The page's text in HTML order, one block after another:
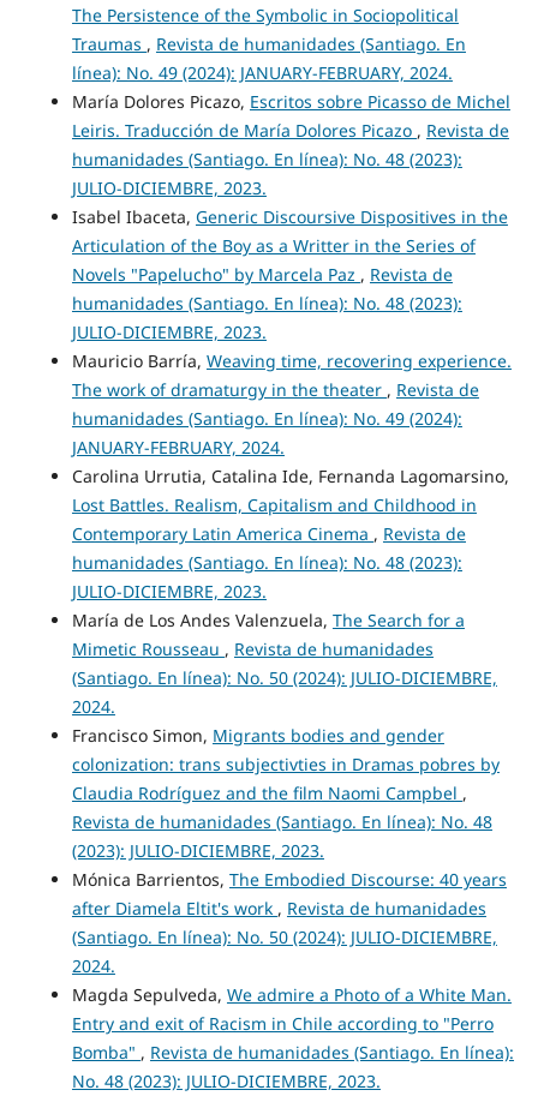
The Persistence of the Symbolic in Sociopolitical
Traumas , Revista de humanidades (Santiago. En
línea): No. 49 (2024): JANUARY-FEBRUARY, 2024.
María Dolores Picazo, Escritos sobre Picasso de Michel
Leiris. Traducción de María Dolores Picazo , Revista de
humanidades (Santiago. En línea): No. 48 (2023):
JULIO-DICIEMBRE, 2023.
Isabel Ibaceta, Generic Discoursive Dispositives in the
Articulation of the Boy as a Writter in the Series of
Novels "Papelucho" by Marcela Paz , Revista de
humanidades (Santiago. En línea): No. 48 (2023):
JULIO-DICIEMBRE, 2023.
Mauricio Barría, Weaving time, recovering experience.
The work of dramaturgy in the theater , Revista de
humanidades (Santiago. En línea): No. 49 (2024):
JANUARY-FEBRUARY, 2024.
Carolina Urrutia, Catalina Ide, Fernanda Lagomarsino,
Lost Battles. Realism, Capitalism and Childhood in
Contemporary Latin America Cinema , Revista de
humanidades (Santiago. En línea): No. 48 (2023):
JULIO-DICIEMBRE, 2023.
María de Los Andes Valenzuela, The Search for a
Mimetic Rousseau , Revista de humanidades
(Santiago. En línea): No. 50 (2024): JULIO-DICIEMBRE,
2024.
Francisco Simon, Migrants bodies and gender
colonization: trans subjectivties in Dramas pobres by
Claudia Rodríguez and the film Naomi Campbel ,
Revista de humanidades (Santiago. En línea): No. 48
(2023): JULIO-DICIEMBRE, 2023.
Mónica Barrientos, The Embodied Discourse: 40 years
after Diamela Eltit's work , Revista de humanidades
(Santiago. En línea): No. 50 (2024): JULIO-DICIEMBRE,
2024.
Magda Sepulveda, We admire a Photo of a White Man.
Entry and exit of Racism in Chile according to "Perro
Bomba" , Revista de humanidades (Santiago. En línea):
No. 48 (2023): JULIO-DICIEMBRE, 2023.